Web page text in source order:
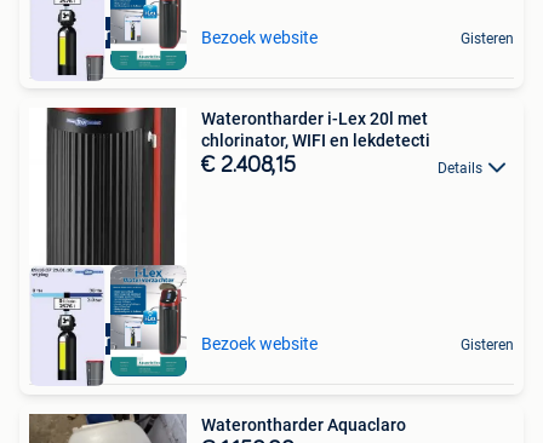
Aquariatics Bezoek website Gisteren
Aquariatics
Waterontharder i-Lex 20l met
chlorinator, WIFI en lekdetecti
€ 2.408,15 Details
Bezoek website Gisteren
Waterontharder Aquaclaro